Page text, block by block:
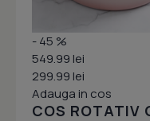
- 45 %
549.99 lei
299.99 lei
Adauga in cos
COS ROTATIV